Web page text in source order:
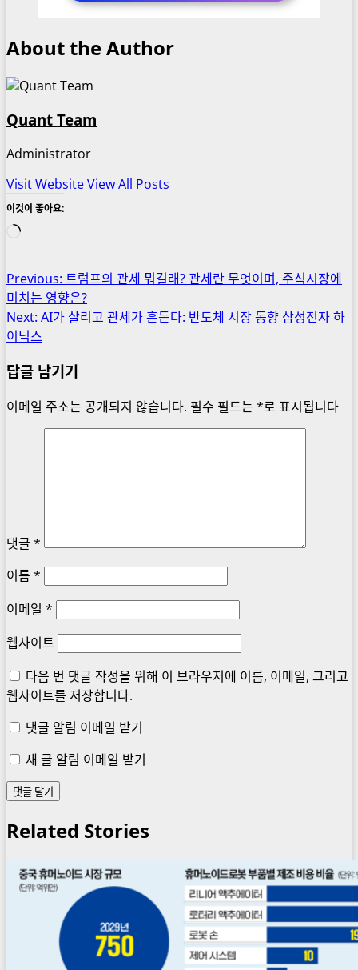
About the Author
Quant Team
Administrator
Visit WebsiteView All Posts
이것이 좋아요:
로
중...
Post
navigation
Previous: 트럼프의 관세 뭐길래? 관세란 무엇이며, 주식시장에
미치는 영향은?
Next: AI가 살리고 관세가 흔든다: 반도체 시장 동향 삼성전자 하
이닉스
답글 남기기
이메일 주소는 공개되지 않습니다. 필수 필드는 *로 표시됩니다
댓글 *
이름 *
이메일 *
웹사이트
다음 번 댓글 작성을 위해 이 브라우저에 이름, 이메일, 그리고
웹사이트를 저장합니다.
댓글 알림 이메일 받기
새 글 알림 이메일 받기
Related Stories